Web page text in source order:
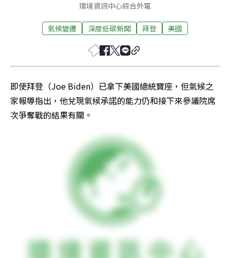
環境資訊中心綜合外電
氣候變遷 深度低碳新聞 拜登 美國
即使拜登（Joe Biden）已拿下美國總統寶座，但氣候之
家報導指出，他兌現氣候承諾的能力仍和接下來參議院席
次爭奪戰的結果有關。